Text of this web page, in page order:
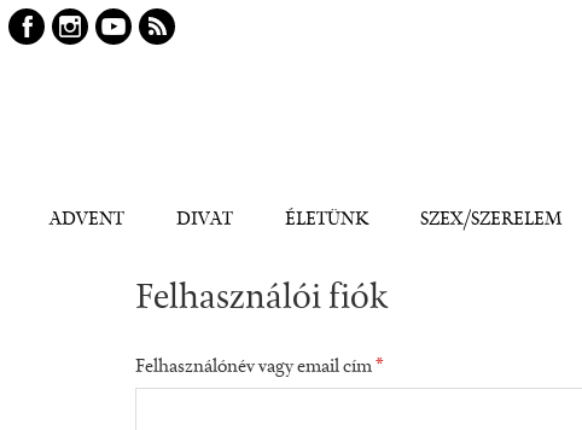
ADVENT DIVAT ÉLETÜNK SZEX/SZERELEM
Felhasználói fiók
Felhasználónév vagy email cím*